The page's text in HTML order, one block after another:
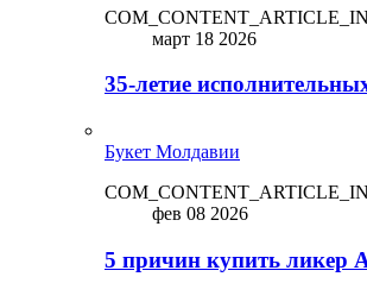
март 18 2026
35-летие
Букет Молдавии
фев 08 2026
5 причин купить ликep